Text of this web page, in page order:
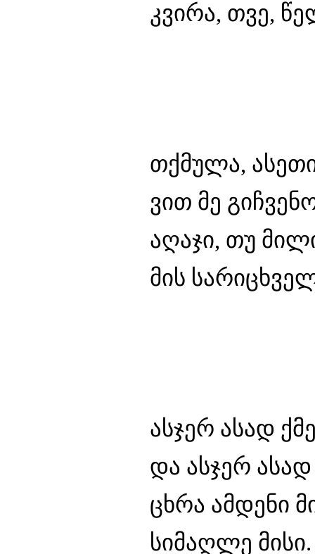
კვირა, თვე,
თქმულა,
ვით მე
აღაჯი, თუ
მის
ასჯერ ასად
და ასჯერ
ცხრა ამდენი
სიმაღლე მისი.